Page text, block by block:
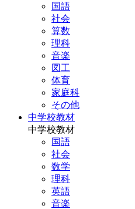
国語
社会
算数
理科
音楽
図工
体育
家庭科
その他
中学校教材
中学校教材
国語
社会
数学
理科
英語
音楽